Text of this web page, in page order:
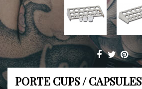
PORTE CUPS / CAPSULES